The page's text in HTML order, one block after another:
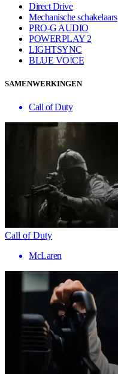
Direct Drive
Mechanische schakelaars
PRO-G AUDIO
POWERPLAY 2
LIGHTSYNC
BLUE VO!CE
SAMENWERKINGEN
Call of Duty
Call of Duty
McLaren